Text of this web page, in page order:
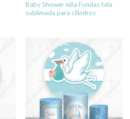
Baby Shower niña Fundas tela
sublimada para cilindros